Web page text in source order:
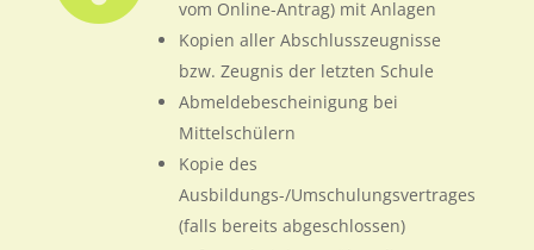
vom Online-Antrag) mit Anlagen
Kopien aller Abschlusszeugnisse
bzw. Zeugnis der letzten Schule
Abmeldebescheinigung bei
Mittelschülern
Kopie des
Ausbildungs-/Umschulungsvertrages
(falls bereits abgeschlossen)